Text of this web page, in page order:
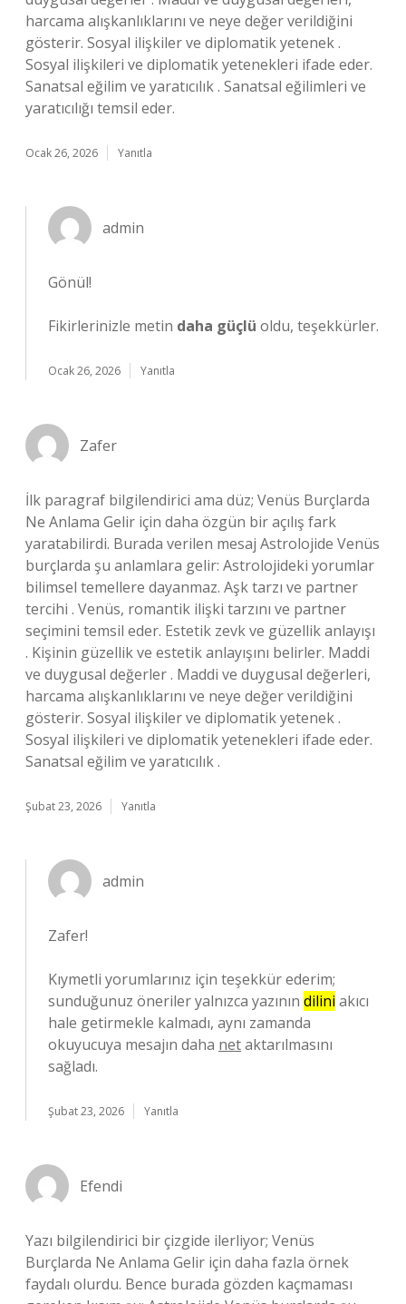
harcama alışkanlıklarını ve neye değer verildiğini
gösterir. Sosyal ilişkiler ve diplomatik yetenek .
Sosyal ilişkileri ve diplomatik yetenekleri ifade eder.
Sanatsal eğilim ve yaratıcılık . Sanatsal eğilimleri ve
yaratıcılığı temsil eder.
Ocak 26, 2026 Yanıtla
admin
Gönül!
Fikirlerinizle metin daha güçlü oldu, teşekkürler.
Ocak 26, 2026 Yanıtla
Zafer
İlk paragraf bilgilendirici ama düz; Venüs Burçlarda
Ne Anlama Gelir için daha özgün bir açılış fark
yaratabilirdi. Burada verilen mesaj Astrolojide Venüs
burçlarda şu anlamlara gelir: Astrolojideki yorumlar
bilimsel temellere dayanmaz. Aşk tarzı ve partner
tercihi . Venüs, romantik ilişki tarzını ve partner
seçimini temsil eder. Estetik zevk ve güzellik anlayışı
. Kişinin güzellik ve estetik anlayışını belirler. Maddi
ve duygusal değerler . Maddi ve duygusal değerleri,
harcama alışkanlıklarını ve neye değer verildiğini
gösterir. Sosyal ilişkiler ve diplomatik yetenek .
Sosyal ilişkileri ve diplomatik yetenekleri ifade eder.
Sanatsal eğilim ve yaratıcılık .
Şubat 23, 2026 Yanıtla
admin
Zafer!
Kıymetli yorumlarınız için teşekkür ederim;
sunduğunuz öneriler yalnızca yazının dilini akıcı
hale getirmekle kalmadı, aynı zamanda
okuyucuya mesajın daha netaktarılmasını
sağladı.
Şubat 23, 2026 Yanıtla
Efendi
Yazı bilgilendirici bir çizgide ilerliyor; Venüs
Burçlarda Ne Anlama Gelir için daha fazla örnek
faydalı olurdu. Bence burada gözden kaçmaması